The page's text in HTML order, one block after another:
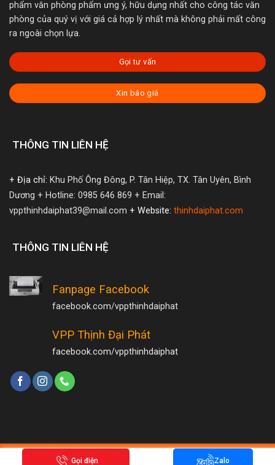
phẩm văn phòng phẩm ưng ý, hữu dụng nhất cho công tác văn
phòng của quý vị với giá cả hợp lý nhất mà không phải mất công
ra ngoài chọn lựa.
Gọi tư vấn
Xin báo giá
THÔNG TIN LIÊN HỆ
+ Địa chỉ: Khu Phố Ông Đông, P. Tân Hiệp, TX. Tân Uyên, Bình
Dương + Hotline: 0985 646 869 + Email:
vppthinhdaiphat39@mail.com + Website: thinhdaiphat.com
THÔNG TIN LIÊN HỆ
Fanpage Facebook
facebook.com/vppthinhdaiphat
VPP Thịnh Đại Phát
facebook.com/vppthinhdaiphat
Copyright 2026 © Hamrongmedia.com
Gọi điện Zalo